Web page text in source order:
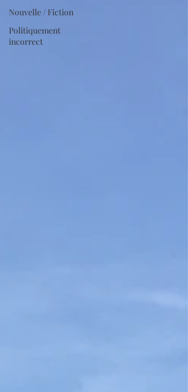
Nouvelle / Fiction
Politiquement
incorrect